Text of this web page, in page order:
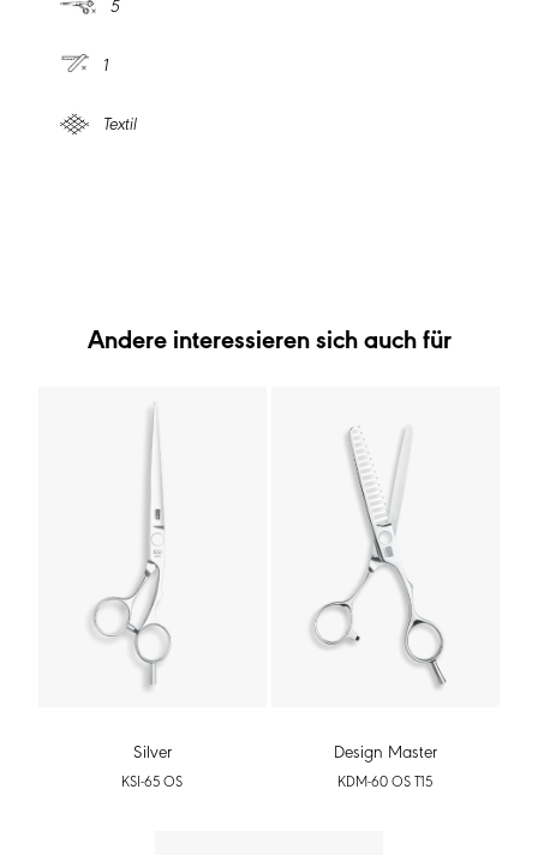
1
Textil
Andere interessieren sich auch für
Silver
KSI-65 OS
Design Master
KDM-60 OS T15